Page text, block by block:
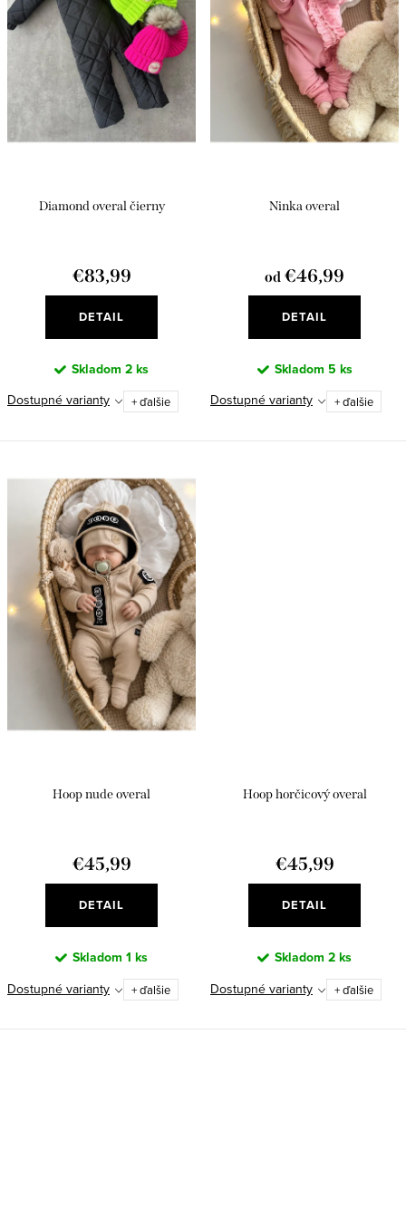
o
d
u
k
t
p
r
d
u
Diamond overal čierny
€83,99
DETAIL
Skladom 2 ks
Dostupné varianty
+ ďalšie
Ninka overal
od €46,99
DETAIL
Skladom 5 ks
Dostupné varianty
+ ďalšie
Hoop nude overal
€45,99
DETAIL
Skladom 1 ks
Dostupné varianty
+ ďalšie
Hoop horčicový overal
€45,99
DETAIL
Skladom 2 ks
Dostupné varianty
+ ďalšie